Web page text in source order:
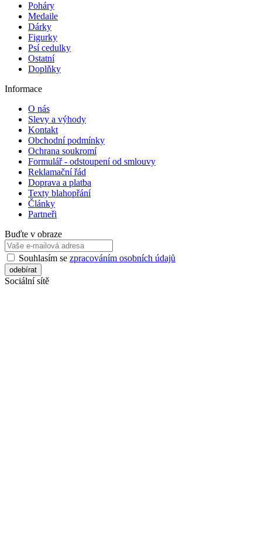
Poháry
Medaile
Dárky
Figurky
Psí cedulky
Ostatní
Doplňky
Informace
O nás
Slevy a výhody
Kontakt
Obchodní podmínky
Ochrana soukromí
Formulář - odstoupení od smlouvy
Reklamační řád
Doprava a platba
Texty blahopřání
Články
Partneři
Buďte v obraze
Souhlasím se zpracováním osobních údajů
Sociální sítě